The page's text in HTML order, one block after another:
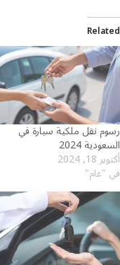
Related
رسوم نقل ملكية سيارة في
السعودية 2024
أكتوبر 18, 2024
في "عام"